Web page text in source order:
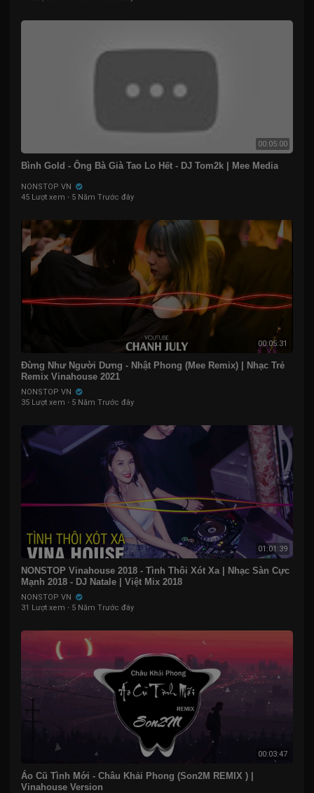
00:05:00
Bình Gold - Ông Bà Già Tao Lo Hết - DJ Tom2k | Mee Media
NONSTOP VN
45 Lượt xem · 5 Năm Trước đây
00:05:31
Đừng Như Người Dưng - Nhật Phong (Mee Remix) | Nhạc Trẻ
Remix Vinahouse 2021
NONSTOP VN
35 Lượt xem · 5 Năm Trước đây
01:01:39
NONSTOP Vinahouse 2018 - Tình Thôi Xót Xa | Nhạc Sàn Cực
Mạnh 2018 - DJ Natale | Việt Mix 2018
NONSTOP VN
31 Lượt xem · 5 Năm Trước đây
00:03:47
Áo Cũ Tình Mới - Châu Khải Phong (Son2M REMIX ) |
Vinahouse Version